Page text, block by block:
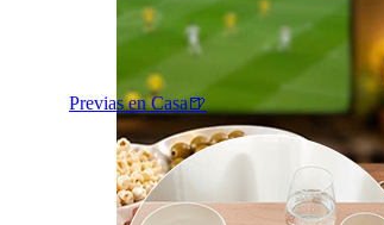
Previas en Casa🍺